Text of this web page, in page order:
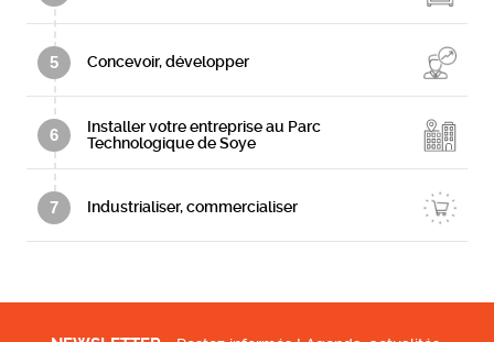
5 Concevoir, développer
6
Installer votre entreprise au Parc
Technologique de Soye
7 Industrialiser, commercialiser